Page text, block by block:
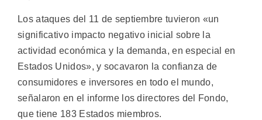
Los ataques del 11 de septiembre tuvieron «un
significativo impacto negativo inicial sobre la
actividad económica y la demanda, en especial en
Estados Unidos», y socavaron la confianza de
consumidores e inversores en todo el mundo,
señalaron en el informe los directores del Fondo,
que tiene 183 Estados miembros.